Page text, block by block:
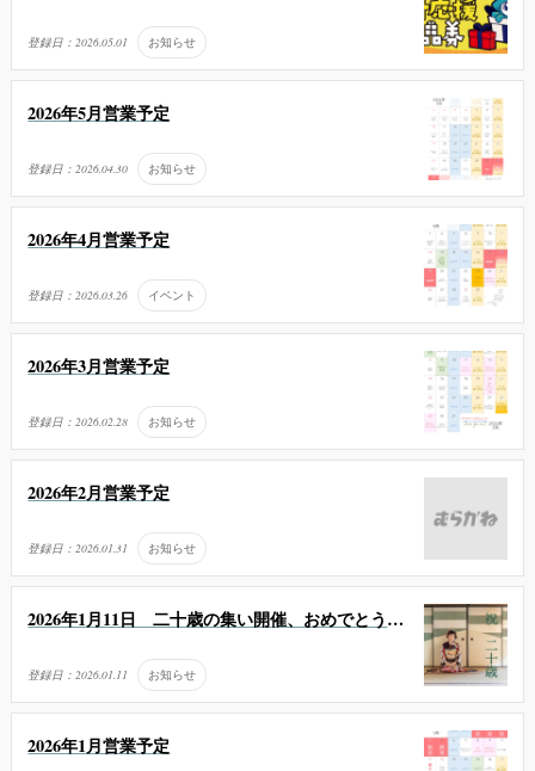
登録日： 2026.05.01 お知らせ
2026年5月営業予定
登録日： 2026.04.30 お知らせ
2026年4月営業予定
登録日： 2026.03.26 イベント
2026年3月営業予定
登録日： 2026.02.28 お知らせ
2026年2月営業予定
登録日：2026.01.31 お知らせ
2026年1月11日 二十歳の集い開催、おめでとうご
登録日：2026.01.11 お知らせ
2026年1月営業予定